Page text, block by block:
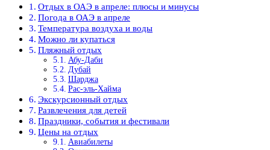
Отдых в ОАЭ в апреле: плюсы и минусы
Погода в ОАЭ в апреле
Температура воздуха и воды
Можно ли купаться
Пляжный отдых
Абу-Даби
Дубай
Шарджа
Рас-эль-Хайма
Экскурсионный отдых
Развлечения для детей
Праздники, события и фестивали
Цены на отдых
Авиабилеты